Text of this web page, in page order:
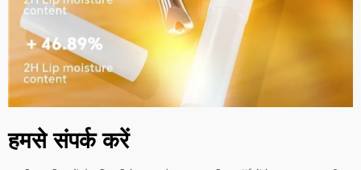
हमसे संपर्क करें